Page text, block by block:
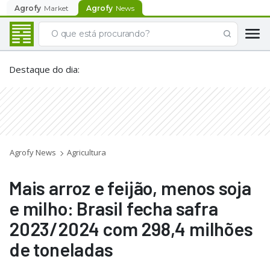
Agrofy Market Agrofy News
Destaque do dia:
Agrofy News Agricultura
Mais arroz e feijão, menos soja
e milho: Brasil fecha safra
2023/2024 com 298,4 milhões
de toneladas